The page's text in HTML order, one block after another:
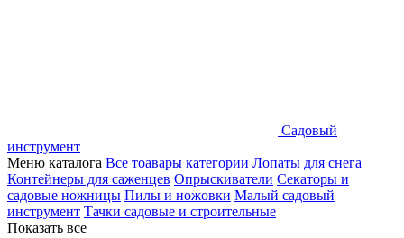
Садовый
инструмент
Меню каталога Все тоавары категории Лопаты для снега
Контейнеры для саженцев Опрыскиватели Секаторы и
садовые ножницы Пилы и ножовки Малый садовый
инструмент Тачки садовые и строительные
Показать все